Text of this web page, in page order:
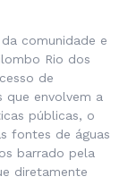
comunidade e
Rio dos
de
envolvem a
públicas, o
fontes de águas
barrado pela
diretamente